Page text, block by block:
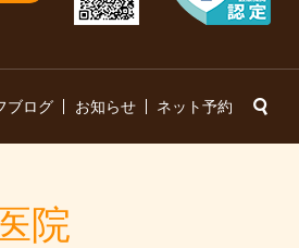
ブログ お知らせ ネット予約
院